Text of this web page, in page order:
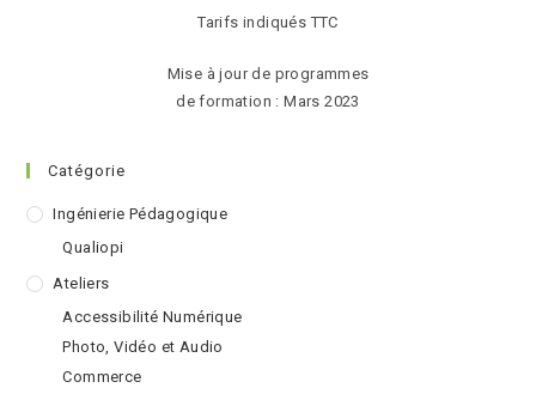
Tarifs indiqués TTC
Mise à jour de programmes
de formation : Mars 2023
Catégorie
Ingénierie Pédagogique
Qualiopi
Ateliers
Accessibilité Numérique
Photo, Vidéo et Audio
Commerce